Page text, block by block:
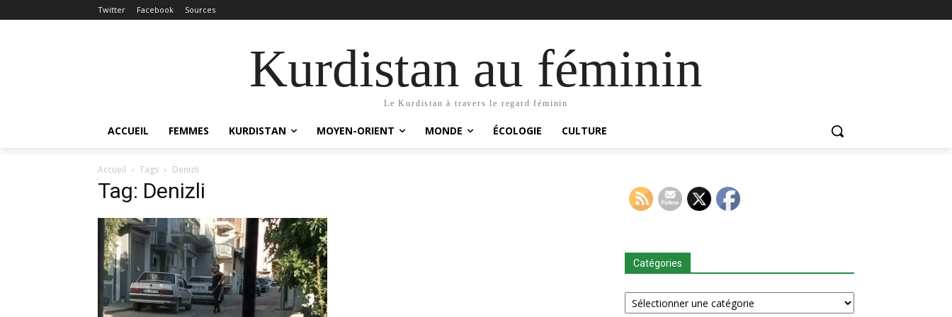
Twitter Facebook Sources
Kurdistan au féminin
Le Kurdistan à travers le regard féminin
ACCUEIL FEMMES KURDISTAN MOYEN-ORIENT MONDE ÉCOLOGIE CULTURE
Accueil Tags Denizli
Tag: Denizli
Catégories
Catégories